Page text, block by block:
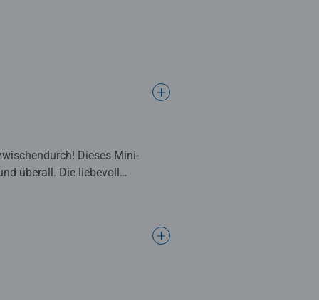
Dieses Mini-
überall. Die liebevoll
Das Set aus 3 Mini-Puzzles mit
können Sie Ihr fertiges